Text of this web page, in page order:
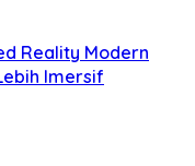
Reality Modern
Imersif